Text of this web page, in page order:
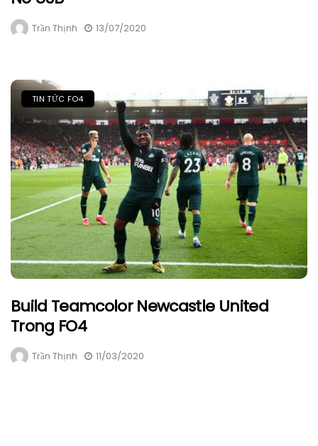
Trần Thịnh 13/07/2020
TIN TỨC FO4
Build Teamcolor Newcastle United
Trong FO4
Trần Thịnh 11/03/2020